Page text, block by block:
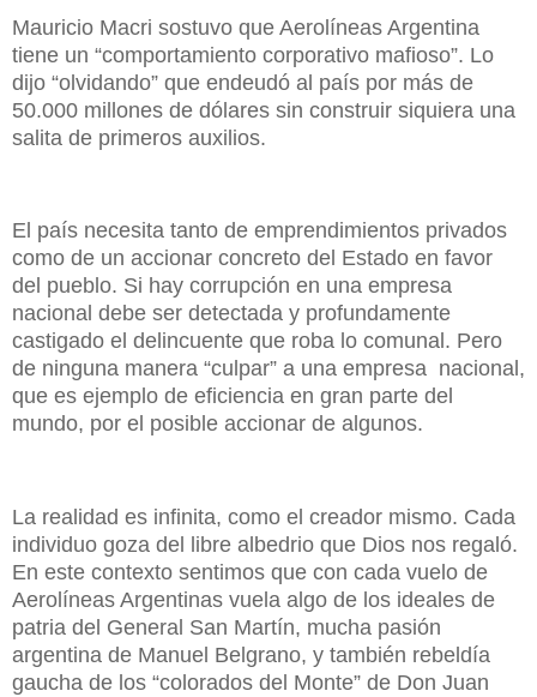
Mauricio Macri sostuvo que Aerolíneas Argentina
tiene un “comportamiento corporativo mafioso”. Lo
dijo “olvidando” que endeudó al país por más de
50.000 millones de dólares sin construir siquiera una
salita de primeros auxilios.
El país necesita tanto de emprendimientos privados
como de un accionar concreto del Estado en favor
del pueblo. Si hay corrupción en una empresa
nacional debe ser detectada y profundamente
castigado el delincuente que roba lo comunal. Pero
de ninguna manera “culpar” a una empresa nacional,
que es ejemplo de eficiencia en gran parte del
mundo, por el posible accionar de algunos.
La realidad es infinita, como el creador mismo. Cada
individuo goza del libre albedrio que Dios nos regaló.
En este contexto sentimos que con cada vuelo de
Aerolíneas Argentinas vuela algo de los ideales de
patria del General San Martín, mucha pasión
argentina de Manuel Belgrano, y también rebeldía
gaucha de los “colorados del Monte” de Don Juan